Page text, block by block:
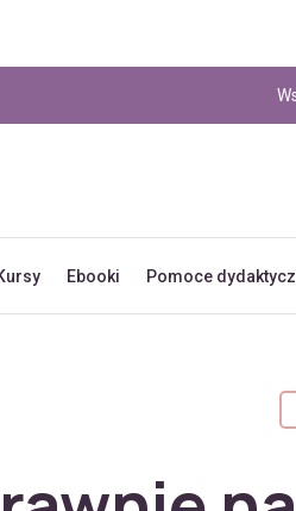
Ebooki Pomoce